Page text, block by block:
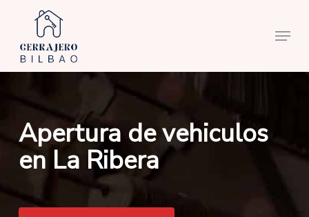
main
content
Menu
Apertura de vehiculos
en La Ribera